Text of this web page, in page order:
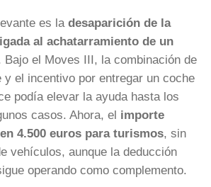
es la desaparición de la
al achatarramiento de un
Bajo el Moves III, la combinación de
y el incentivo por entregar un coche
podía elevar la ayuda hasta los
casos. Ahora, el importe
4.500 euros para turismos, sin
vehículos, aunque la deducción
operando como complemento.